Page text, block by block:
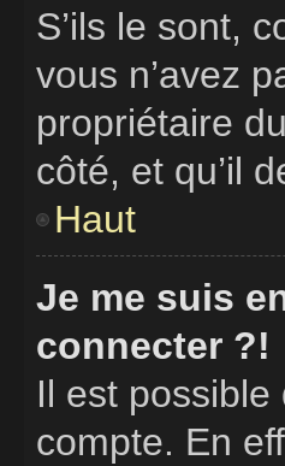
S’ils le sont,
vous n’avez
propriétaire
côté, et qu’il
Haut
Je me suis
connecter ?!
Il est possible
compte. En